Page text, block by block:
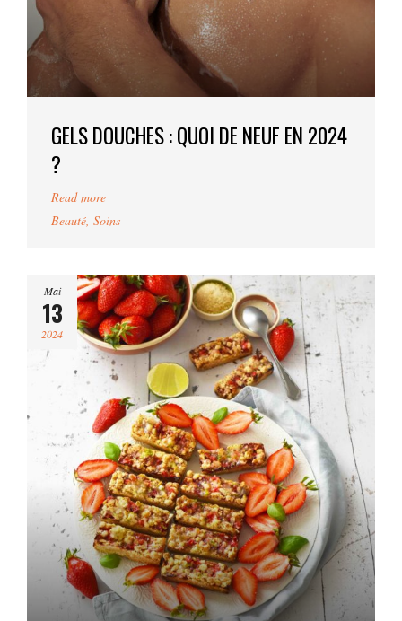
GELS DOUCHES : QUOI DE NEUF EN 2024
?
Read more
Beauté Soins
Mai
13
2024